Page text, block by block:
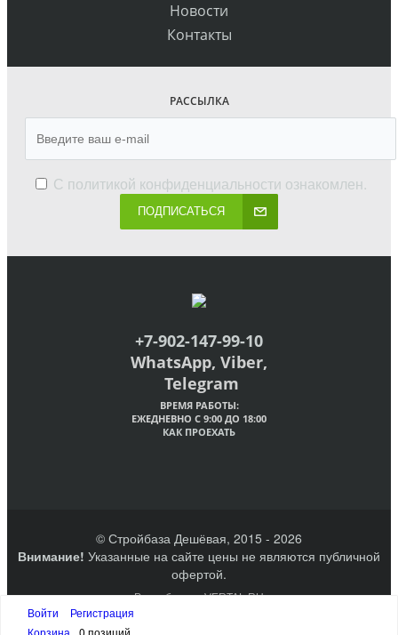
Новости
Контакты
РАССЫЛКА
С политикой конфиденциальности ознакомлен.
ПОДПИСАТЬСЯ
+7-902-147-99-10
WhatsApp, Viber,
Telegram
ВРЕМЯ РАБОТЫ:
ЕЖЕДНЕВНО С 9:00 ДО 18:00
КАК ПРОЕХАТЬ
© Стройбаза Дешёвая, 2015 - 2026
Внимание! Указанные на сайте цены не являются публичной
офертой.
Разработано VERTAL.RU
Создание сайтов Великий Новгород
Войти
Регистрация
Корзина
0 позиций